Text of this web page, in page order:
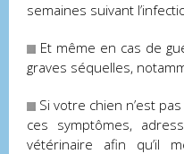
semaines suivant
Et même en cas de
graves séquelles,
Si votre chien n’est
ces symptômes,
vétérinaire afin qu’il